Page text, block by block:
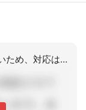
老健併設の居宅におります。感染力が強いため、対応は概ね5類になる前と対応はほぼ同